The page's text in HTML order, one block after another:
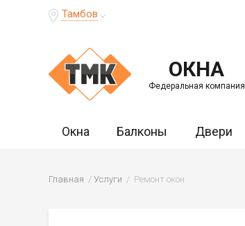
Тамбов
ОКНА
Федеральная компания
Окна Балконы Двери
Главная Услуги Ремонт окон